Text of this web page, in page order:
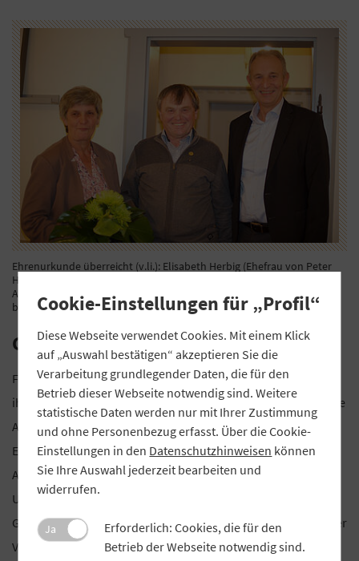
Ehrenurkunde überreicht (v.li.): Elisabeth Herbig (Ehefrau von Peter
Herbig), Peter Herbig (scheidender stellvertretender
Aufsichtsratsvorsitzender), Horst Herbert (Aufsichtsratsvorsitzender,
beide VR-Bank Gerolzhofen).
Goldnadel in Gerolzhofen
Für sein 33-jähriges Wirken in der VR-Bank Gerolzhofen und
ihren Vorgängerinstituten hat der scheidende stellvertretende
Aufsichtsratsvorsitzende Peter Herbig die Goldene
Ehrennadel des GVB erhalten. Von 1988 an wirkte er im
Aufsichtsrat der damaligen Raiffeisenbank Gerolzhofen und
Umgebung, ab 1992 im Aufsichtsrat der Raiffeisenbank
Gerolzhofen-Unterspiesheim und seit 2007 im Aufsichtsrat der
VR-Bank Gerolzhofen. 2016 übernahm er den
Cookie-Einstellungen für „Profil“
Diese Webseite verwendet Cookies. Mit einem Klick
auf „Auswahl bestätigen“ akzeptieren Sie die
Verarbeitung grundlegender Daten, die für den
Betrieb dieser Webseite notwendig sind. Weitere
statistische Daten werden nur mit Ihrer Zustimmung
und ohne Personenbezug erfasst. Über die Cookie-
Einstellungen in den Datenschutzhinweisen können
Sie Ihre Auswahl jederzeit bearbeiten und
widerrufen.
Ja
Erforderlich: Cookies, die für den
Betrieb der Webseite notwendig sind.